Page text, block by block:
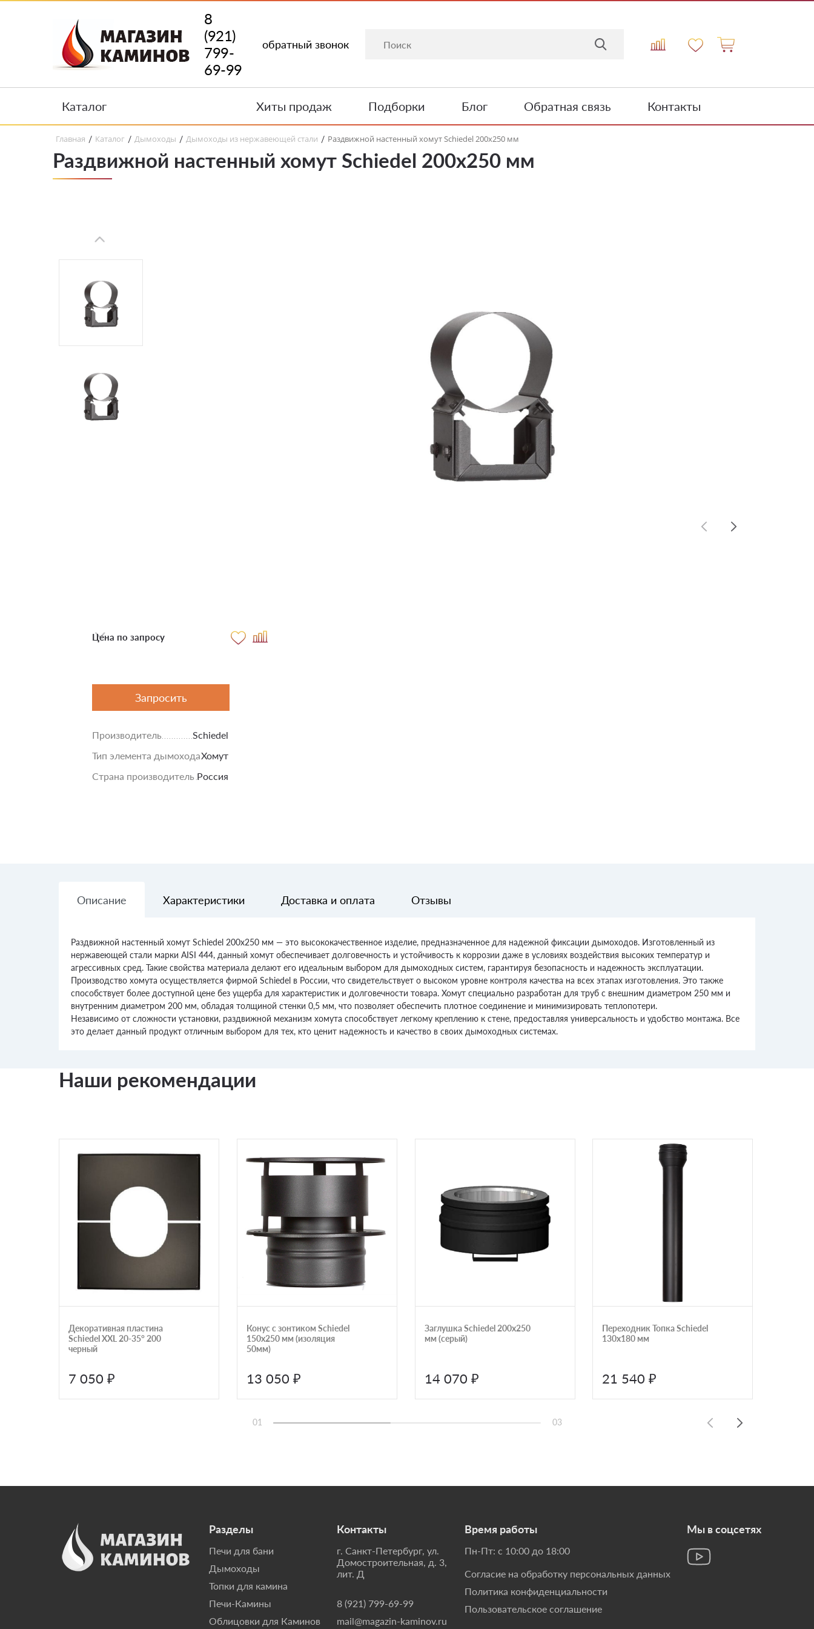
8
(921)
799-
69-99
обратный звонок
Каталог Хиты продаж Подборки Блог Обратная связь Контакты
Главная / Каталог / Дымоходы / Дымоходы из нержавеющей стали / Раздвижной настенный хомут Schiedel 200х250 мм
Раздвижной настенный хомут Schiedel 200х250 мм
Цена по запросу
Запросить
Производитель
Schiedel
Тип элемента дымоходаХомут
Страна производитель Россия
Описание Характеристики Доставка и оплата Отзывы
Раздвижной настенный хомут Schiedel 200х250 мм — это высококачественное изделие, предназначенное для надежной фиксации дымоходов. Изготовленный из
нержавеющей стали марки AISI 444, данный хомут обеспечивает долговечность и устойчивость к коррозии даже в условиях воздействия высоких температур и
агрессивных сред. Такие свойства материала делают его идеальным выбором для дымоходных систем, гарантируя безопасность и надежность эксплуатации.
Производство хомута осуществляется фирмой Schiedel в России, что свидетельствует о высоком уровне контроля качества на всех этапах изготовления. Это также
способствует более доступной цене без ущерба для характеристик и долговечности товара. Хомут специально разработан для труб с внешним диаметром 250 мм и
внутренним диаметром 200 мм, обладая толщиной стенки 0,5 мм, что позволяет обеспечить плотное соединение и минимизировать теплопотери.
Независимо от сложности установки, раздвижной механизм хомута способствует легкому креплению к стене, предоставляя универсальность и удобство монтажа. Все
это делает данный продукт отличным выбором для тех, кто ценит надежность и качество в своих дымоходных системах.
Наши рекомендации
Декоративная пластина
Schiedel XXL 20‐35° 200
черный
7 050 ₽
Конус с зонтиком Schiedel
150х250 мм (изоляция
50мм)
13 050 ₽
Заглушка Schiedel 200х250
мм (серый)
14 070 ₽
Переходник Топка Schiedel
130х180 мм
21 540 ₽
01 03
Разделы
Печи для бани
Дымоходы
Топки для камина
Печи-Камины
Облицовки для Каминов
Контакты
г. Санкт-Петербург, ул.
Домостроительная, д. 3,
лит. Д
8 (921) 799-69-99
mail@magazin-kaminov.ru
Время работы
Пн-Пт: с 10:00 до 18:00
Согласие на обработку персональных данных
Политика конфиденциальности
Пользовательское соглашение
Мы в соцсетях